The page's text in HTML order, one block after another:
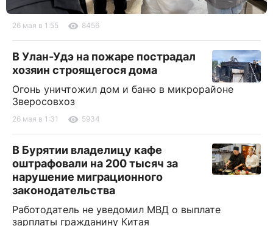
26 мая в 1:55 8456
В Улан-Удэ на пожаре пострадал
хозяин строящегося дома
Огонь уничтожил дом и баню в микрорайоне
Зверосовхоз
26 мая в 1:31 5934
В Бурятии владелицу кафе
оштрафовали на 200 тысяч за
нарушение миграционного
законодательства
Работодатель не уведомил МВД о выплате
зарплаты гражданину Китая